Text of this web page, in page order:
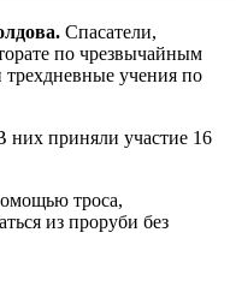
Спасатели,
по чрезвычайным
учения по
них приняли участие 16
троса,
из проруби без